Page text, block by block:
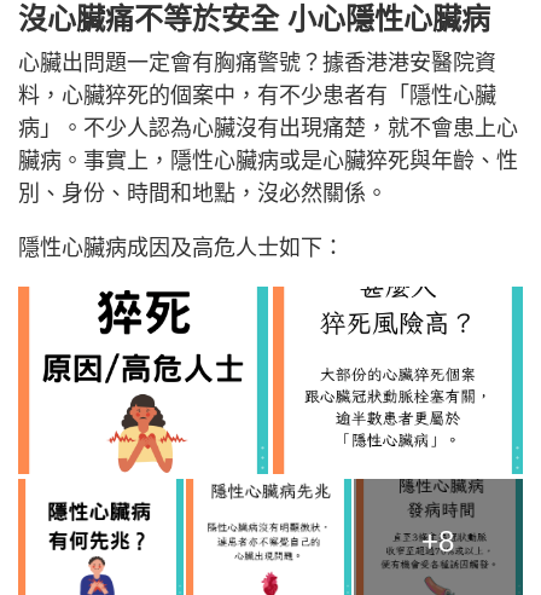
沒心臟痛不等於安全 小心隱性心臟病
心臟出問題一定會有胸痛警號？據香港港安醫院資
料，心臟猝死的個案中，有不少患者有「隱性心臟
病」。不少人認為心臟沒有出現痛楚，就不會患上心
臟病。事實上，隱性心臟病或是心臟猝死與年齡、性
別、身份、時間和地點，沒必然關係。
隱性心臟病成因及高危人士如下：
+8